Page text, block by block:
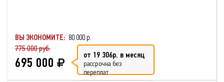
ВЫ ЭКОНОМИТЕ: 80 000 р.
775 000 руб.
695 000 от 19 306р. в месяц
рассрочка без
переплат